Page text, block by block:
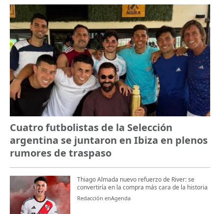
Cuatro futbolistas de la Selección
argentina se juntaron en Ibiza en plenos
rumores de traspaso
Thiago Almada nuevo refuerzo de River: se
convertiría en la compra más cara de la historia
Redacción enAgenda